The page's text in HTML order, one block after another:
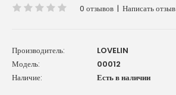
0 отзывов | Написать отзыв
Производитель:
LOVELIN
Модель:
00012
Наличие:
Есть в наличии